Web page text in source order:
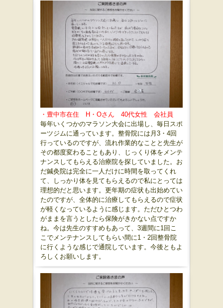
・豊中市在住 H・Oさん 40代女性 会社員
毎年いくつかのマラソン大会に出場し、毎日スポ
ーツジムに通っています。整骨院には月3・4回
行っているのですが、流れ作業的なことと先生が
その都度変わることもあり、じっくり体をメンテ
ナンスしてもらえる治療院を探していました。お
だ鍼灸院は完全に一人だけに時間を取ってくれ
て、しっかり体を見てもらえるので私にとっては
理想的だと思います。更年期の症状も出始めてい
たのですが、全体的に治療してもらえるので症状
が軽くなっているように感じます。ただひとつわ
がままを言うとしたら保険がきかない点ですか
ね。今は先生のすすめもあって、3週間に1回こ
こでメンテナンスしてもらい間に1・2回整骨院
に行くような感じで通院しています。今後ともよ
ろしくお願いします。